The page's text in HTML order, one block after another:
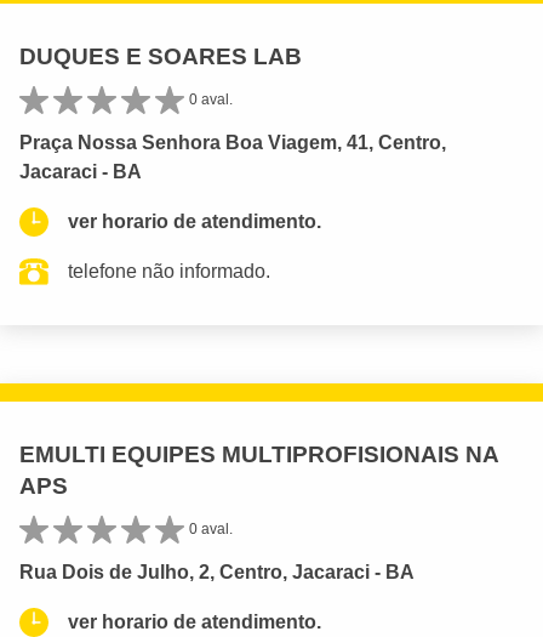
DUQUES E SOARES LAB
0 aval.
Praça Nossa Senhora Boa Viagem, 41, Centro,
Jacaraci - BA
ver horario de atendimento.
telefone não informado.
EMULTI EQUIPES MULTIPROFISIONAIS NA
APS
0 aval.
Rua Dois de Julho, 2, Centro, Jacaraci - BA
ver horario de atendimento.